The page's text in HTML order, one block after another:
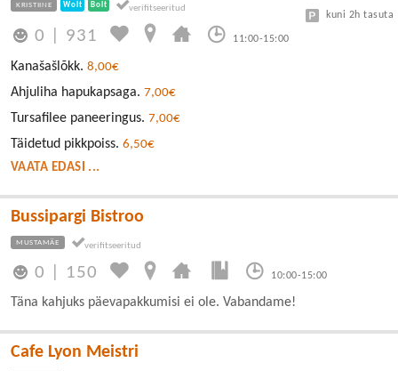
KRISTIINE Wolt Bolt
0 931 11:00-15:00
kuni 2h tasuta
Kanašašlõkk. 8,00€
Ahjuliha hapukapsaga. 7,00€
Tursafilee paneeringus. 7,00€
Täidetud pikkpoiss. 6,50€
VAATA EDASI ...
Bussipargi Bistroo
MUSTAMÄE
0 150 10:00-15:00
Täna kahjuks päevapakkumisi ei ole. Vabandame!
Cafe Lyon Meistri